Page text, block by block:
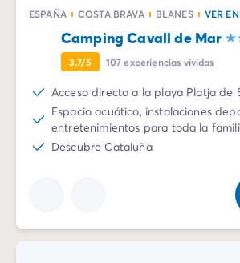
ESPAÑA COSTA BRAVA BLANES VER
Camping Cavall de Mar
3.7/5 107experiencias vividas
Acceso directo a la playa Platja de
Espacio acuático, instalaciones
entretenimientos para toda la
Descubre Cataluña